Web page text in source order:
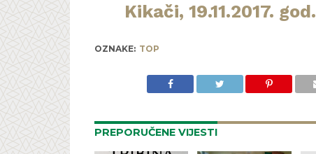
Kikači, 19.11.2017. god.
OZNAKE: TOP
PREPORUČENE VIJESTI